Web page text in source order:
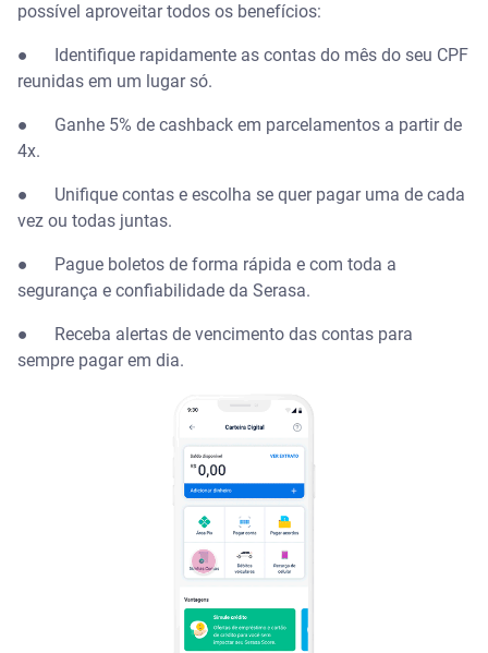
possível aproveitar todos os benefícios:
● Identifique rapidamente as contas do mês do seu CPF
reunidas em um lugar só.
● Ganhe 5% de cashback em parcelamentos a partir de
4x.
● Unifique contas e escolha se quer pagar uma de cada
vez ou todas juntas.
● Pague boletos de forma rápida e com toda a
segurança e confiabilidade da Serasa.
● Receba alertas de vencimento das contas para
sempre pagar em dia.